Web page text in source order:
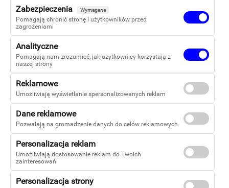
Warszawska Firma Wydawnicza Sp z o.o.
Zabezpieczenia Wymagane
Pomagają chronić stronę i użytkowników przed
zagrożeniami
Analityczne
Pomagają nam zrozumieć, jak użytkownicy korzystają z
naszej strony
Reklamowe
Umożliwiają wyświetlanie spersonalizowanych reklam
Dane reklamowe
Pozwalają na gromadzenie danych do celów reklamowych
Personalizacja reklam
Umożliwiają dostosowanie reklam do Twoich
zainteresowań
Personalizacja strony